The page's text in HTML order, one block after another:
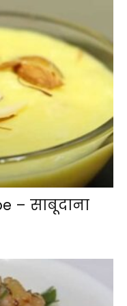
– साबूदाना